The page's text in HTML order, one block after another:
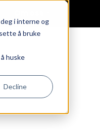
i interne og
å bruke
huske
Decline